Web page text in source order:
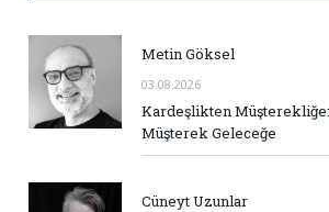
Metin Göksel
03.08.2026
Kardeşlikten
Müşterek Geleceğe
Cüneyt Uzunlar